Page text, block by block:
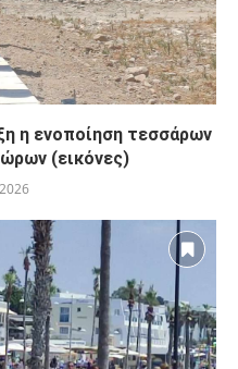
η ενοποίηση τεσσάρων
(εικόνες)